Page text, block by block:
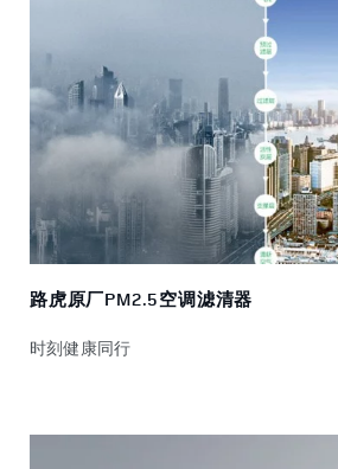
路虎原厂PM2.5空调滤清器
时刻健康同行